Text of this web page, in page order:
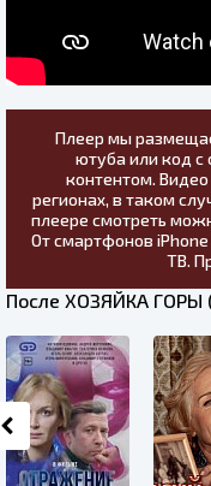
Плеер мы
ютуба или код с
контентом.
регионах, в таком
плеере смотреть
От смартфонов
ТВ.
После ХОЗЯЙКА ГОРЫ